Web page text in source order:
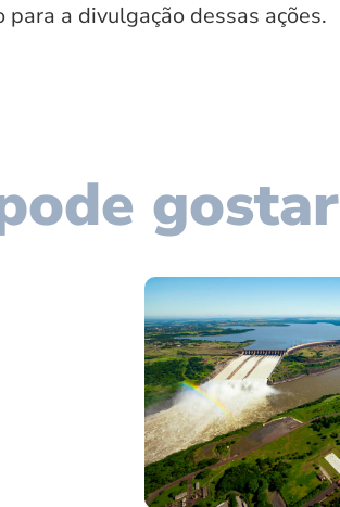
a divulgação dessas ações.
gostar